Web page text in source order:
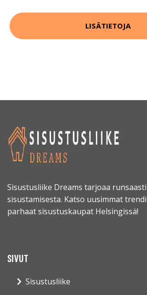
LISÄTIETOJA
Sisustusliike Dreams tarjoaa
sisustamisesta. Katso uusimmat
parhaat sisustuskaupat Helsingissä!
SIVUT
Sisustusliike